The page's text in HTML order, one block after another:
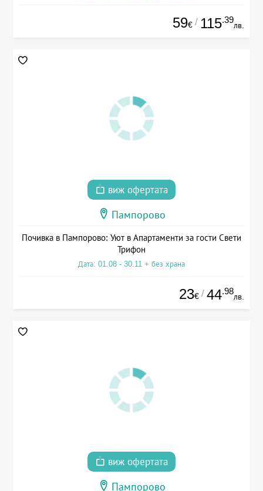
59€ / 115.39
лв.
виж офертата
Пампорово
Почивка в Пампорово: Уют в Апартаменти за гости Свети
Трифон
Дата: 01.08 - 30.11 + без храна
23€ / 44.98
лв.
виж офертата
Пампорово